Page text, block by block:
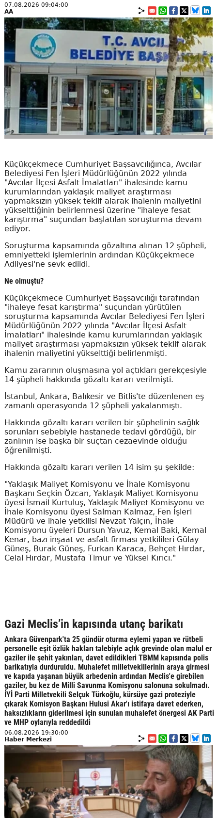
07.08.2026 09:04:00
AA
Küçükçekmece Cumhuriyet Başsavcılığınca, Avcılar
Belediyesi Fen İşleri Müdürlüğünün 2022 yılında
"Avcılar İlçesi Asfalt İmalatları" ihalesinde kamu
kurumlarından yaklaşık maliyet araştırması
yapmaksızın yüksek teklif alarak ihalenin maliyetini
yükselttiğinin belirlenmesi üzerine "ihaleye fesat
karıştırma" suçundan başlatılan soruşturma devam
ediyor.
Soruşturma kapsamında gözaltına alınan 12 şüpheli,
emniyetteki işlemlerinin ardından Küçükçekmece
Adliyesi'ne sevk edildi.
Ne olmuştu?
Küçükçekmece Cumhuriyet Başsavcılığı tarafından
"ihaleye fesat karıştırma" suçundan yürütülen
soruşturma kapsamında Avcılar Belediyesi Fen İşleri
Müdürlüğünün 2022 yılında "Avcılar İlçesi Asfalt
İmalatları" ihalesinde kamu kurumlarından yaklaşık
maliyet araştırması yapmaksızın yüksek teklif alarak
ihalenin maliyetini yükselttiği belirlenmişti.
Kamu zararının oluşmasına yol açtıkları gerekçesiyle
14 şüpheli hakkında gözaltı kararı verilmişti.
İstanbul, Ankara, Balıkesir ve Bitlis'te düzenlenen eş
zamanlı operasyonda 12 şüpheli yakalanmıştı.
Hakkında gözaltı kararı verilen bir şüphelinin sağlık
sorunları sebebiyle hastanede tedavi gördüğü, bir
zanlının ise başka bir suçtan cezaevinde olduğu
öğrenilmişti.
Hakkında gözaltı kararı verilen 14 isim şu şekilde:
"Yaklaşık Maliyet Komisyonu ve İhale Komisyonu
Başkanı Seçkin Özcan, Yaklaşık Maliyet Komisyonu
üyesi İsmail Kurtuluş, Yaklaşık Maliyet Komisyonu ve
İhale Komisyonu üyesi Salman Kalmaz, Fen İşleri
Müdürü ve ihale yetkilisi Nevzat Yalçın, İhale
Komisyonu üyeleri Dursun Yavuz, Kemal Baki, Kemal
Kenar, bazı inşaat ve asfalt firması yetkilileri Gülay
Güneş, Burak Güneş, Furkan Karaca, Behçet Hırdar,
Celal Hırdar, Mustafa Timur ve Yüksel Kırıcı."
Gazi Meclis’in kapısında utanç barikatı
Ankara Güvenpark'ta 25 gündür oturma eylemi yapan ve rütbeli
personelle eşit özlük hakları talebiyle açlık grevinde olan malul er
gaziler ile şehit yakınları, davet edildikleri TBMM kapısında polis
barikatıyla durduruldu. Muhalefet milletvekillerinin araya girmesi
ve kapıda yaşanan büyük arbedenin ardından Meclis'e girebilen
gaziler, bu kez de Milli Savunma Komisyonu salonuna sokulmadı.
İYİ Parti Milletvekili Selçuk Türkoğlu, kürsüye gazi proteziyle
çıkarak Komisyon Başkanı Hulusi Akar'ı istifaya davet ederken,
haksızlıkların giderilmesi için sunulan muhalefet önergesi AK Parti
ve MHP oylarıyla reddedildi
06.08.2026 19:30:00
Haber Merkezi